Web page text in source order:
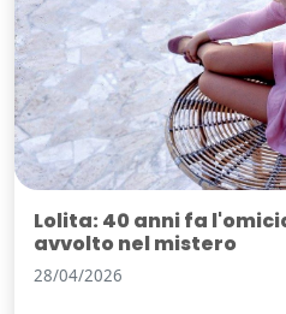
Lolita: 40 anni fa
avvolto nel mistero
28/04/2026